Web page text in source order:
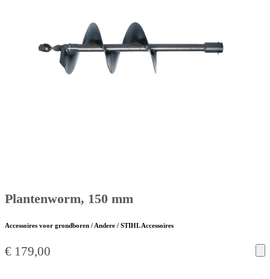
Plantenworm, 150 mm
Accessoires voor grondboren / Andere / STIHL Accessoires
€ 179,00